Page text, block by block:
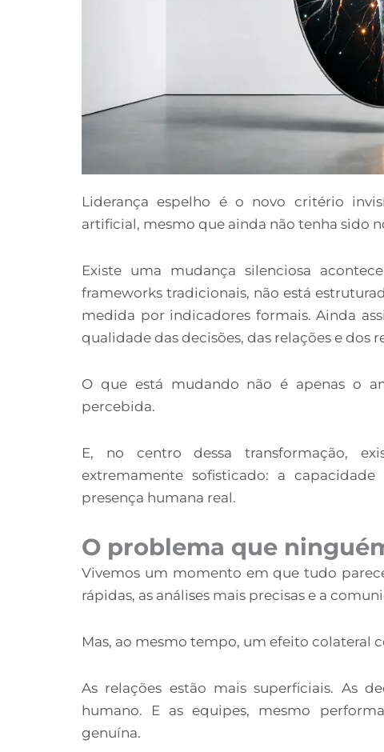
Liderança espelho é o novo critério
artificial, mesmo que ainda não tenha sido
Existe uma mudança silenciosa
frameworks tradicionais, não está
medida por indicadores formais. Ainda
qualidade das decisões, das relações e dos
O que está mudando não é apenas o
percebida.
E, no centro dessa transformação,
extremamente sofisticado: a
presença humana real.
O problema que
Vivemos um momento em que tudo
rápidas, as análises mais precisas e a
Mas, ao mesmo tempo, um efeito colateral
As relações estão mais superficiais. As
humano. E as equipes, mesmo
genuína.